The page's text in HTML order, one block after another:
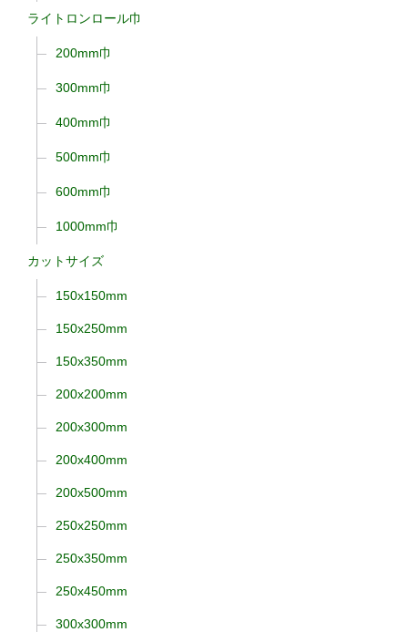
ライトロンロール巾
200mm巾
300mm巾
400mm巾
500mm巾
600mm巾
1000mm巾
カットサイズ
150x150mm
150x250mm
150x350mm
200x200mm
200x300mm
200x400mm
200x500mm
250x250mm
250x350mm
250x450mm
300x300mm